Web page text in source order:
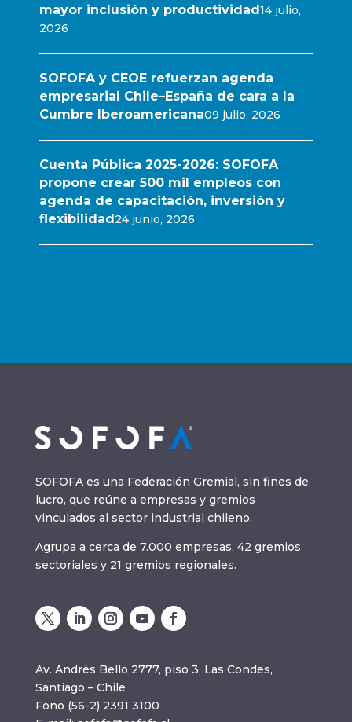
mayor inclusión y productividad14 julio,
2026
SOFOFA y CEOE refuerzan agenda
empresarial Chile–España de cara a la
Cumbre Iberoamericana09 julio, 2026
Cuenta Pública 2025-2026: SOFOFA
propone crear 500 mil empleos con
agenda de capacitación, inversión y
flexibilidad24 junio, 2026
SOFOFA es una Federación Gremial, sin fines de
lucro, que reúne a empresas y gremios
vinculados al sector industrial chileno.
Agrupa a cerca de 7.000 empresas, 42 gremios
sectoriales y 21 gremios regionales.
Av. Andrés Bello 2777, piso 3, Las Condes,
Santiago – Chile
Fono (56-2) 2391 3100